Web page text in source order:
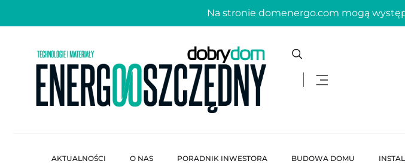
Na stronie domenergo.com mogą
AKTUALNOŚCI O NAS PORADNIK INWESTORA BUDOWA DOMU